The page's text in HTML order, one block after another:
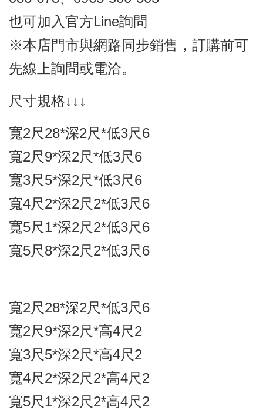
也可加入官方Line詢問
※本店門市與網路同步銷售，訂購前可
先線上詢問或電洽。
尺寸規格↓↓↓
寬2尺28*深2尺*低3尺6
寬2尺9*深2尺*低3尺6
寬3尺5*深2尺*低3尺6
寬4尺2*深2尺2*低3尺6
寬5尺1*深2尺2*低3尺6
寬5尺8*深2尺2*低3尺6
寬2尺28*深2尺*低3尺6
寬2尺9*深2尺*高4尺2
寬3尺5*深2尺*高4尺2
寬4尺2*深2尺2*高4尺2
寬5尺1*深2尺2*高4尺2